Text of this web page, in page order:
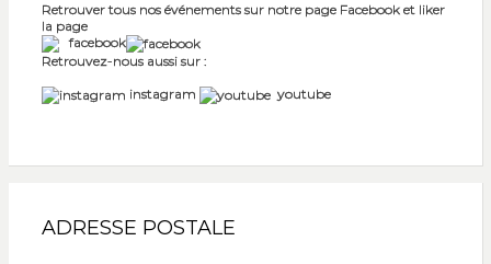
Retrouver tous nos événements sur notre page Facebook et liker
la page
facebook
Retrouvez-nous aussi sur :
instagram
youtube
ADRESSE POSTALE